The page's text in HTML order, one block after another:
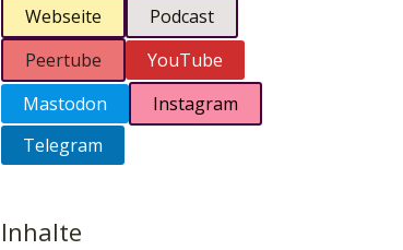
Webseite
Podcast
Peertube
YouTube
Mastodon
Instagram
Telegram
Inhalte